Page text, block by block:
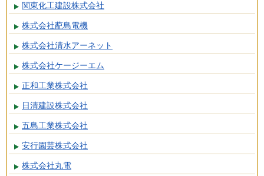
関東化工建設株式会社
株式会社蓜島電機
株式会社清水アーネット
株式会社ケージーエム
正和工業株式会社
日清建設株式会社
五島工業株式会社
安行園芸株式会社
株式会社丸電